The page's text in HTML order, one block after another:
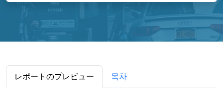
レポートのプレビュー 목차